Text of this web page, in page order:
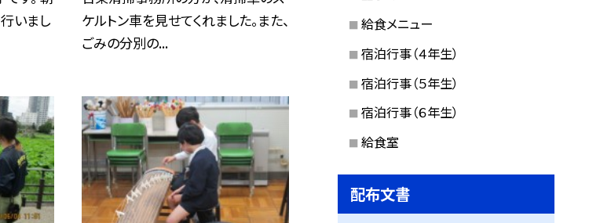
いまし
ケルトン車を見せてくれました。また、
ごみの分別の...
給食メニュー
宿泊行事（４年生）
宿泊行事（５年生）
宿泊行事（６年生）
給食室
配布文書